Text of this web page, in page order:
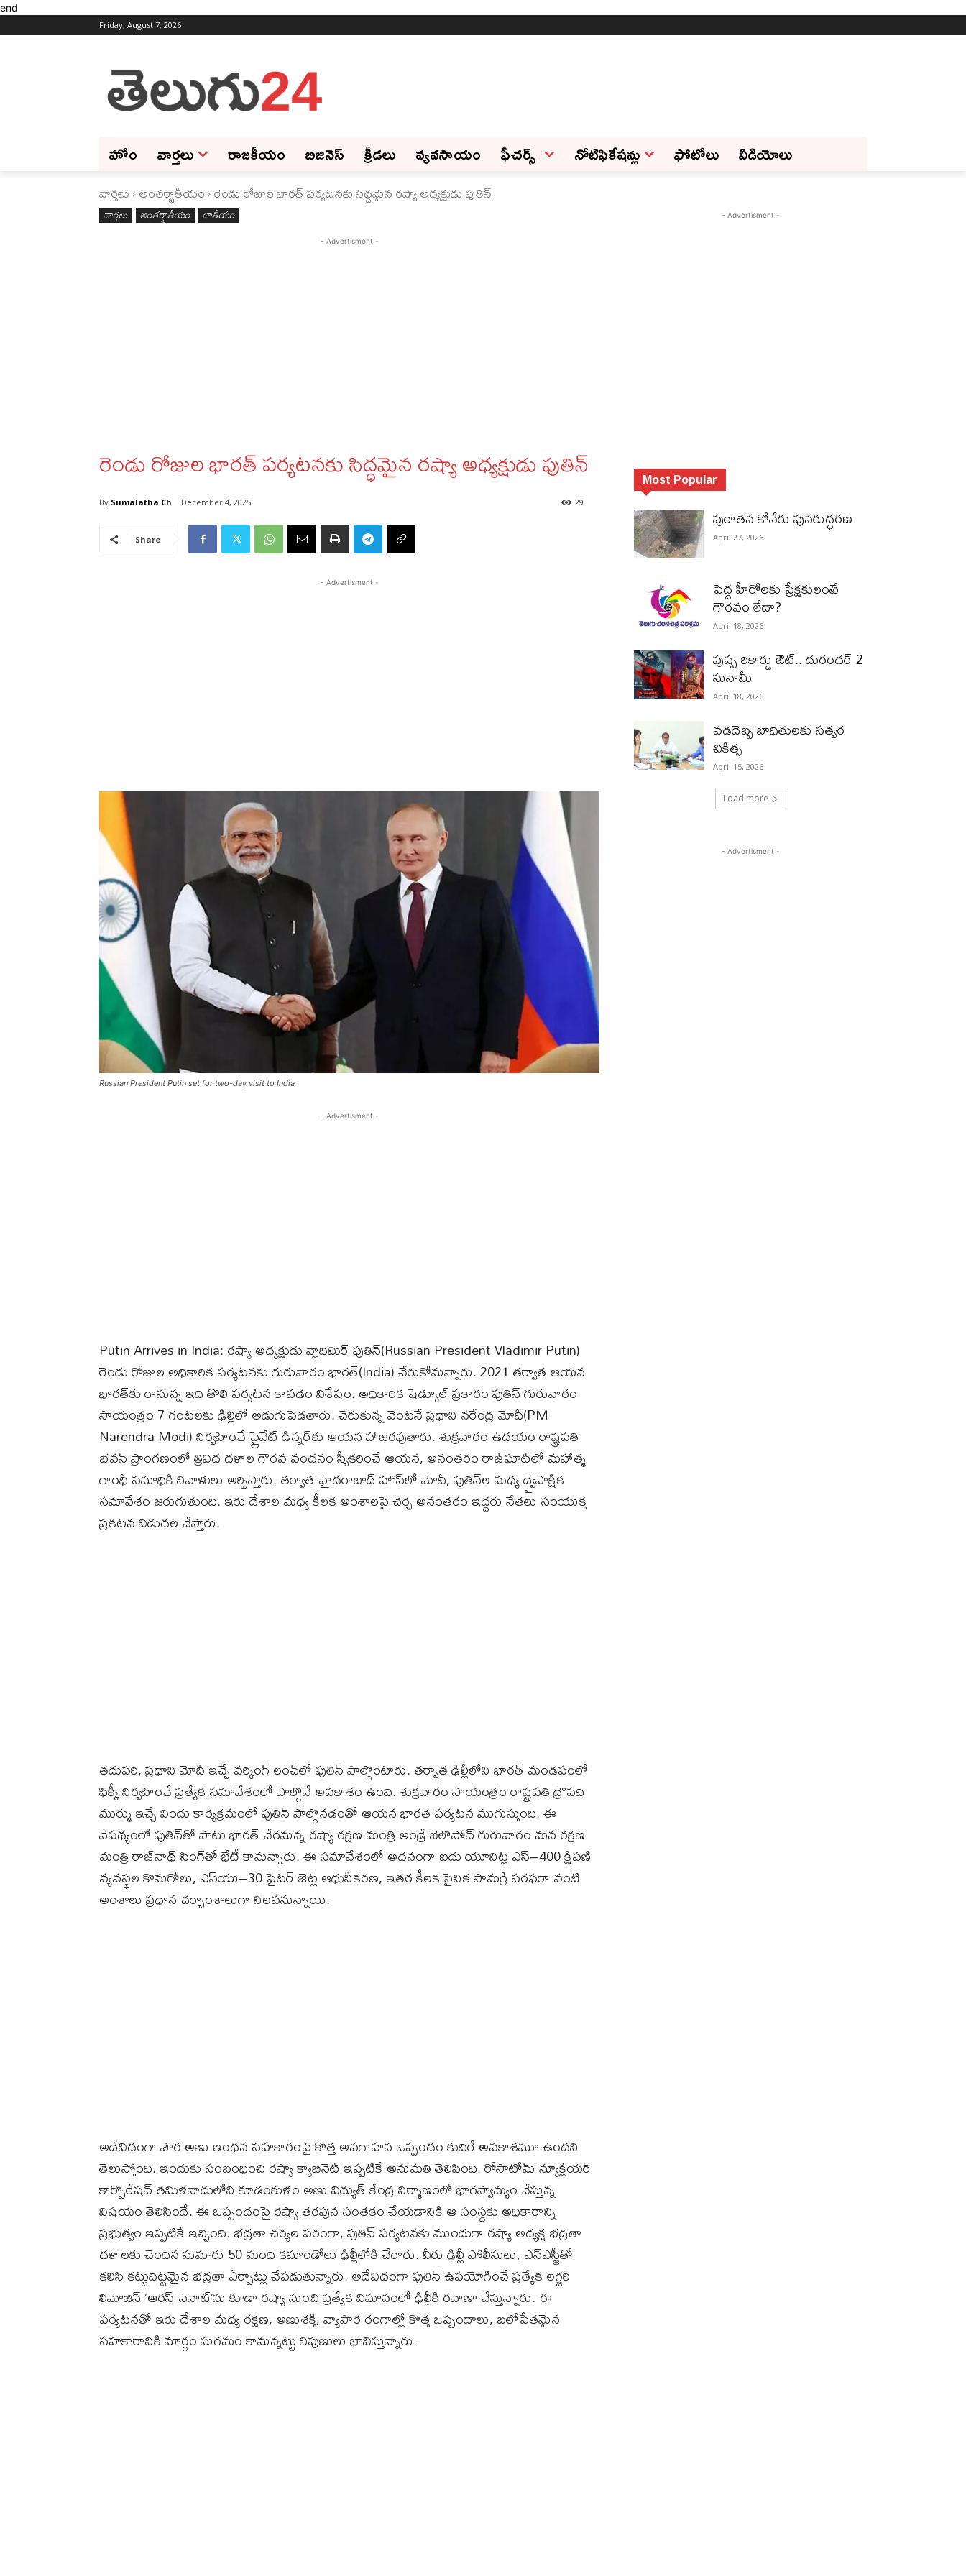
end
Friday, August 7, 2026
హోం వార్తలు రాజకీయం బిజినెస్‌ క్రీడలు వ్యవసాయం ఫీచ‌ర్స్ ‌ నోటిఫికేషన్లు ఫోటోలు వీడియోలు
వార్తలు అంతర్జాతీయం రెండు రోజుల భారత్‌ పర్యటనకు సిద్ధమైన రష్యా అధ్యక్షుడు పుతిన్‌
వార్తలు అంతర్జాతీయం జాతీయం
- Advertisment -
రెండు రోజుల భారత్‌ పర్యటనకు సిద్ధమైన రష్యా అధ్యక్షుడు పుతిన్‌
By Sumalatha Ch December 4, 2025 29
Share
- Advertisment -
Russian President Putin set for two-day visit to India
- Advertisment -
Putin Arrives in India: రష్యా అధ్యక్షుడు వ్లాదిమిర్‌ పుతిన్‌(Russian President Vladimir Putin)
రెండు రోజుల అధికారిక పర్యటనకు గురువారం భారత్‌(India) చేరుకోనున్నారు. 2021 తర్వాత ఆయన
భారత్‌కు రానున్న ఇది తొలి పర్యటన కావడం విశేషం. అధికారిక షెడ్యూల్‌ ప్రకారం పుతిన్‌ గురువారం
సాయంత్రం 7 గంటలకు ఢిల్లీలో అడుగుపెడతారు. చేరుకున్న వెంటనే ప్రధాని నరేంద్ర మోదీ(PM
Narendra Modi) నిర్వహించే ప్రైవేట్‌ డిన్నర్‌కు ఆయన హాజరవుతారు. శుక్రవారం ఉదయం రాష్ట్రపతి
భవన్‌ ప్రాంగణంలో త్రివిధ దళాల గౌరవ వందనం స్వీకరించే ఆయన, అనంతరం రాజ్‌ఘాట్‌లో మహాత్మ
గాంధీ సమాధికి నివాళులు అర్పిస్తారు. తర్వాత హైదరాబాద్‌ హౌస్‌లో మోదీ, పుతిన్‌ల మధ్య ద్వైపాక్షిక
సమావేశం జరుగుతుంది. ఇరు దేశాల మధ్య కీలక అంశాలపై చర్చ అనంతరం ఇద్దరు నేతలు సంయుక్త
ప్రకటన విడుదల చేస్తారు.
తదుపరి, ప్రధాని మోదీ ఇచ్చే వర్కింగ్‌ లంచ్‌లో పుతిన్‌ పాల్గొంటారు. తర్వాత ఢిల్లీలోని భారత్‌ మండపంలో
ఫిక్కీ నిర్వహించే ప్రత్యేక సమావేశంలో పాల్గొనే అవకాశం ఉంది. శుక్రవారం సాయంత్రం రాష్ట్రపతి ద్రౌపది
ముర్ము ఇచ్చే విందు కార్యక్రమంలో పుతిన్‌ పాల్గొనడంతో ఆయన భారత పర్యటన ముగుస్తుంది. ఈ
నేపథ్యంలో పుతిన్‌తో పాటు భారత్‌ చేరనున్న రష్యా రక్షణ మంత్రి అండ్రే బెలొసోవ్‌ గురువారం మన రక్షణ
మంత్రి రాజ్‌నాథ్‌ సింగ్‌తో భేటీ కానున్నారు. ఈ సమావేశంలో అదనంగా ఐదు యూనిట్ల ఎస్‌–400 క్షిపణి
వ్యవస్థల కొనుగోలు, ఎస్‌యు–30 ఫైటర్‌ జెట్ల ఆధునీకరణ, ఇతర కీలక సైనిక సామగ్రి సరఫరా వంటి
అంశాలు ప్రధాన చర్చాంశాలుగా నిలవనున్నాయి.
అదేవిధంగా పౌర అణు ఇంధన సహకారంపై కొత్త అవగాహన ఒప్పందం కుదిరే అవకాశమూ ఉందని
తెలుస్తోంది. ఇందుకు సంబంధించి రష్యా క్యాబినెట్‌ ఇప్పటికే అనుమతి తెలిపింది. రోసాటోమ్‌ న్యూక్లియర్‌
కార్పొరేషన్‌ తమిళనాడులోని కూడంకుళం అణు విద్యుత్‌ కేంద్ర నిర్మాణంలో భాగస్వామ్యం చేస్తున్న
విషయం తెలిసిందే. ఈ ఒప్పందంపై రష్యా తరఫున సంతకం చేయడానికి ఆ సంస్థకు అధికారాన్ని
ప్రభుత్వం ఇప్పటికే ఇచ్చింది. భద్రతా చర్యల పరంగా, పుతిన్‌ పర్యటనకు ముందుగా రష్యా అధ్యక్ష భద్రతా
దళాలకు చెందిన సుమారు 50 మంది కమాండోలు ఢిల్లీలోకి చేరారు. వీరు ఢిల్లీ పోలీసులు, ఎన్ఎస్జీతో
కలిసి కట్టుదిట్టమైన భద్రతా ఏర్పాట్లు చేపడుతున్నారు. అదేవిధంగా పుతిన్‌ ఉపయోగించే ప్రత్యేక లగ్జరీ
లిమోజిన్‌ ‘ఆరస్‌ సెనాట్‌’ను కూడా రష్యా నుంచి ప్రత్యేక విమానంలో ఢిల్లీకి రవాణా చేస్తున్నారు. ఈ
పర్యటనతో ఇరు దేశాల మధ్య రక్షణ, అణుశక్తి, వ్యాపార రంగాల్లో కొత్త ఒప్పందాలు, బలోపేతమైన
సహకారానికి మార్గం సుగమం కానున్నట్టు నిపుణులు భావిస్తున్నారు.
- Advertisment -
Most Popular
పురాత‌న కోనేరు పున‌రుద్ధ‌ర‌ణ
April 27, 2026
పెద్ద హీరోల‌కు ప్రేక్ష‌కులంటే
గౌర‌వం లేదా?
April 18, 2026
పుష్ప రికార్డు ఔట్‌.. దురంధ‌ర్ 2
సునామీ
April 18, 2026
వడదెబ్బ బాధితులకు సత్వర
చికిత్స
April 15, 2026
Load more
- Advertisment -